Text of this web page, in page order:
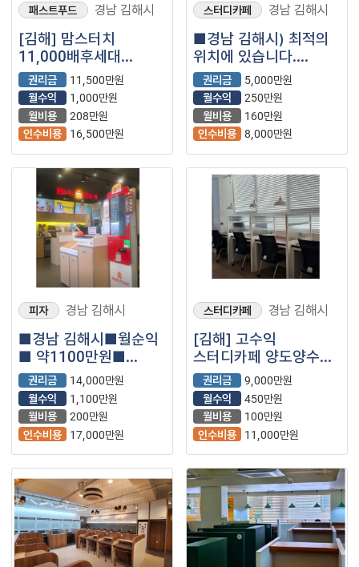
패스트푸드 경남 김해시
[김해] 맘스터치
11,000배후세대
아파트 위치하여 있는
매장을 소개합니다^^
권리금
11,500만원
월수익
1,000만원
월비용
208만원
인수비용
16,500만원
스터디카페 경남 김해시
■경남 김해시) 최적의
위치에 있습니다.
스터디카페 매장을
소개합니다.■
권리금
5,000만원
월수익
250만원
월비용
160만원
인수비용 8,000만원
피자 경남 김해시
■경남 김해시■월순익
■ 약1100만원■
맘스터치
매장나왔습니다.
권리금
14,000만원
월수익
1,100만원
월비용
200만원
인수비용
17,000만원
스터디카페 경남 김해시
[김해] 고수익
스터디카페 양도양수
창업 매물 (무인/부업/
투잡/스카)
권리금
9,000만원
월수익
450만원
월비용
100만원
인수비용
11,000만원